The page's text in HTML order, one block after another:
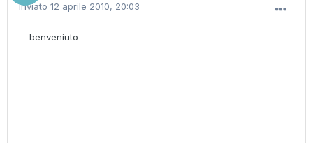
Inviato 12 aprile 2010, 20:03
benveniuto